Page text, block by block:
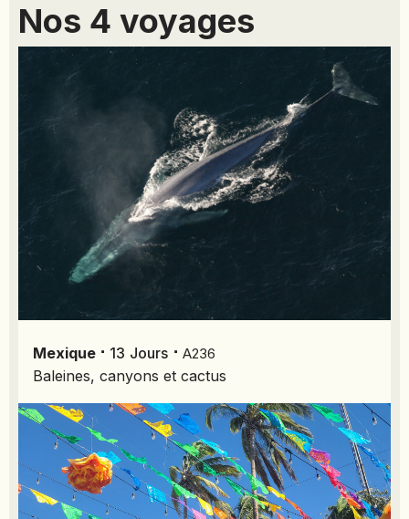
LIBÉRIA
LITUANIE
MACÉDOINE DU NORD
MAROC
MONGOLIE
MONTÉNÉGRO
NAMIBIE
NÉPAL
OUGANDA
OUZBÉKISTAN
PAKISTAN
PANAMA
PÉROU
PHILIPPINES
Nos 4 voyages
Mexique ⋅ 13 Jours ⋅ A236
Baleines, canyons et cactus